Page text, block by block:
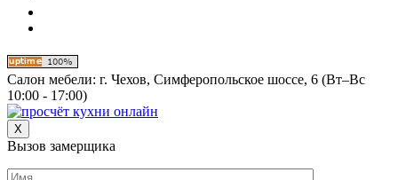
Салон мебели: г. Чехов, Симферопольское шоссе, 6 (Вт–Вс
10:00 - 17:00)
X
Вызов замерщика